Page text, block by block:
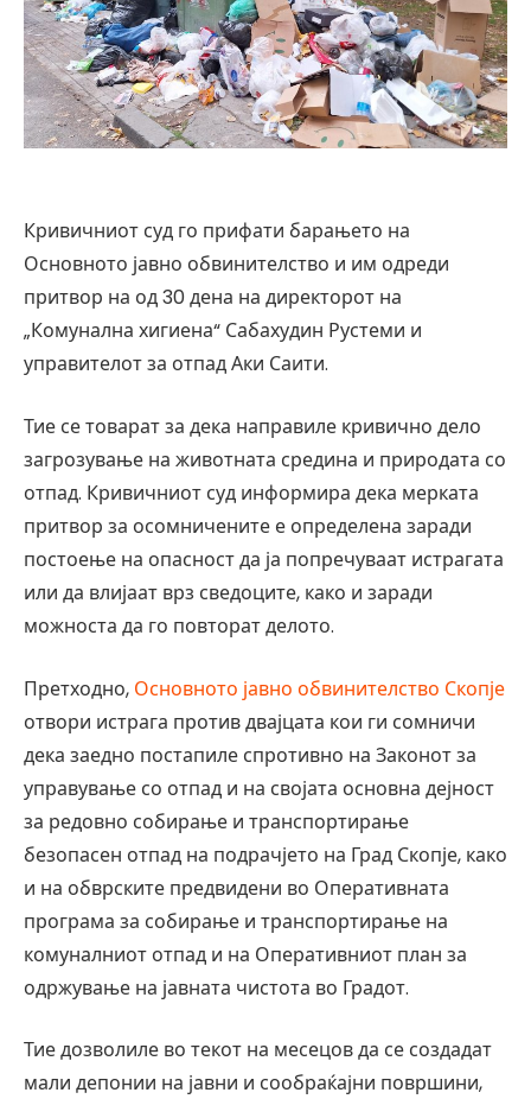
Кривичниот суд го прифати барањето на
Основното јавно обвинителство и им одреди
притвор на од 30 дена на директорот на
„Комунална хигиена“ Сабахудин Рустеми и
управителот за отпад Аки Саити.
Тие се товарат за дека направиле кривично дело
загрозување на животната средина и природата со
отпад. Кривичниот суд информира дека мерката
притвор за осомничените е определена заради
постоење на опасност да ја попречуваат истрагата
или да влијаат врз сведоците, како и заради
можноста да го повторат делото.
Претходно, Основното јавно обвинителство Скопје
отвори истрага против двајцата кои ги сомничи
дека заедно постапиле спротивно на Законот за
управување со отпад и на својата основна дејност
за редовно собирање и транспортирање
безопасен отпад на подрачјето на Град Скопје, како
и на обврските предвидени во Оперативната
програма за собирање и транспортирање на
комуналниот отпад и на Оперативниот план за
одржување на јавната чистота во Градот.
Тие дозволиле во текот на месецов да се создадат
мали депонии на јавни и сообраќајни површини,